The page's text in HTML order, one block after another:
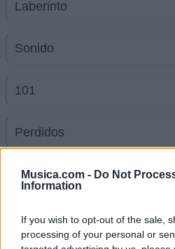
Musica.com - Do Not
Information
If you wish to opt-out of the sale,
processing of your personal or
Laberinto
Sonido
101
Perdidos
Diecisiete
Despedida